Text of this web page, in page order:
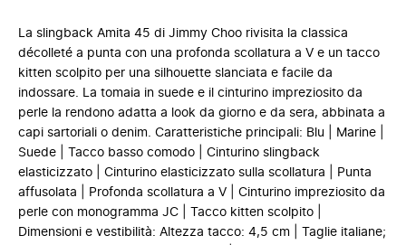
La slingback Amita 45 di Jimmy Choo rivisita la classica
décolleté a punta con una profonda scollatura a V e un tacco
kitten scolpito per una silhouette slanciata e facile da
indossare. La tomaia in suede e il cinturino impreziosito da
perle la rendono adatta a look da giorno e da sera, abbinata a
capi sartoriali o denim. Caratteristiche principali: Blu | Marine |
Suede | Tacco basso comodo | Cinturino slingback
elasticizzato | Cinturino elasticizzato sulla scollatura | Punta
affusolata | Profonda scollatura a V | Cinturino impreziosito da
perle con monogramma JC | Tacco kitten scolpito |
Dimensioni e vestibilità: Altezza tacco: 4,5 cm | Taglie italiane;